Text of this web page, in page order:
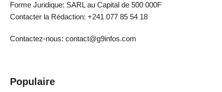
Forme Juridique: SARL au Capital de 500 000F
Contacter la Rédaction: +241 077 85 54 18
Contactez-nous: contact@g9infos.com
Populaire